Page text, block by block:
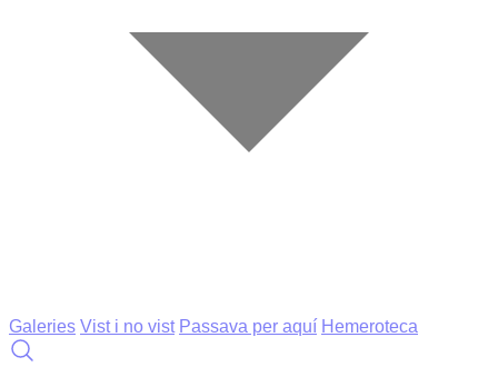
Galeries Vist i no vist Passava per aquí Hemeroteca